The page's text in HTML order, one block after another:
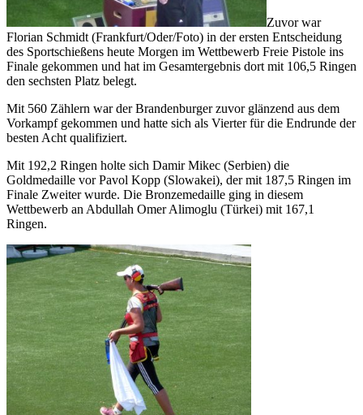
Zuvor war
Florian Schmidt (Frankfurt/Oder/Foto) in der ersten Entscheidung
des Sportschießens heute Morgen im Wettbewerb Freie Pistole ins
Finale gekommen und hat im Gesamtergebnis dort mit 106,5 Ringen
den sechsten Platz belegt.
Mit 560 Zählern war der Brandenburger zuvor glänzend aus dem
Vorkampf gekommen und hatte sich als Vierter für die Endrunde der
besten Acht qualifiziert.
Mit 192,2 Ringen holte sich Damir Mikec (Serbien) die
Goldmedaille vor Pavol Kopp (Slowakei), der mit 187,5 Ringen im
Finale Zweiter wurde. Die Bronzemedaille ging in diesem
Wettbewerb an Abdullah Omer Alimoglu (Türkei) mit 167,1
Ringen.